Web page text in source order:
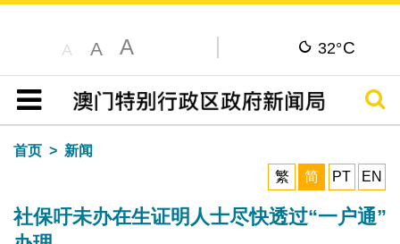
A A A 32°C
目录
搜寻
首页
新闻
繁
简 PT EN
社保吁未办在生证明人士尽快透过“一户通”